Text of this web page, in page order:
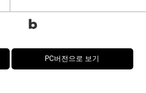
PC버전으로 보기